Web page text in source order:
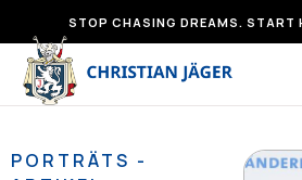
Inhalt
springen
STOP CHASING DREAMS. START
PORTRÄTS -